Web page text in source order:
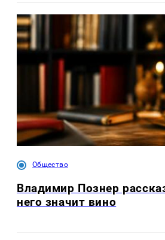
Общество
Владимир Познер
него значит вино